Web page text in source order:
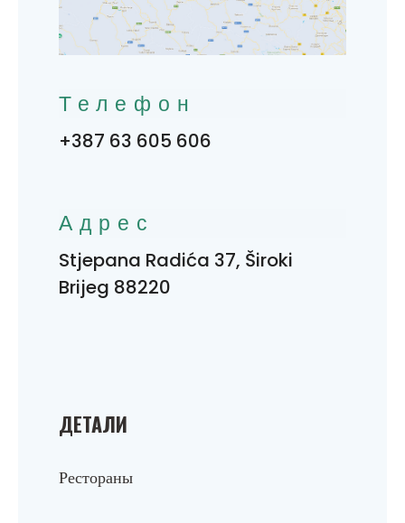
ДЕТАЛИ
Рестораны
Телефон
+387 63 605 606
Адрес
Stjepana Radića 37, Široki
Brijeg 88220